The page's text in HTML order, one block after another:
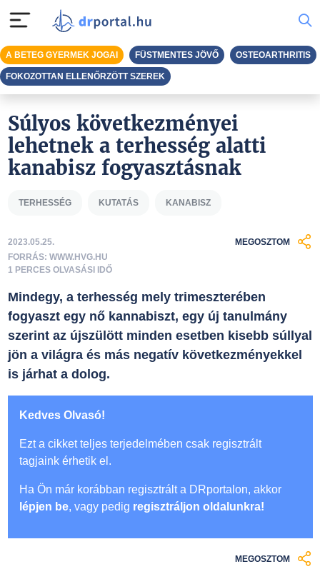
Súlyos következményei
lehetnek a terhesség alatti
kanabisz fogyasztásnak
TERHESSÉG KUTATÁS KANABISZ
2023.05.25.
FORRÁS: WWW.HVG.HU
1 PERCES OLVASÁSI IDŐ
MEGOSZTOM
Mindegy, a terhesség mely trimeszterében
fogyaszt egy nő kannabiszt, egy új tanulmány
szerint az újszülött minden esetben kisebb súllyal
jön a világra és más negatív következményekkel
is járhat a dolog.
Kedves Olvasó!
Ezt a cikket teljes terjedelmében csak regisztrált
tagjaink érhetik el.
Ha Ön már korábban regisztrált a DRportalon, akkor
lépjen be, vagy pedig regisztráljon oldalunkra!
MEGOSZTOM
A BETEG GYERMEK JOGAI FÜSTMENTES JÖVŐ OSTEOARTHRITIS
FOKOZOTTAN ELLENŐRZÖTT SZEREK